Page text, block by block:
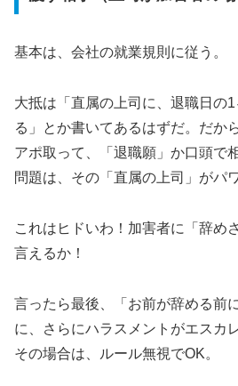
基本は、会社の就業規則に従う。
大抵は「直属の上司に、退職日の
る」とか書いてあるはずだ。だか
アポ取って、「退職願」か口頭で
問題は、その「直属の上司」がパ
これはヒドいわ！加害者に「辞め
言えるか！
言ったら最後、「お前が辞める前
に、さらにハラスメントがエスカ
その場合は、ルール無視でOK。